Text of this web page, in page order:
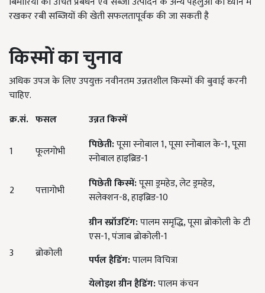
रखकर रबी सब्जियों की खेती सफलतापूर्वक की जा सकती है
किस्मोंकाचुनाव
अधिक उपज के लिए उपयुक्त नवीनतम उन्नतशील किस्मों की बुवाई करनी
चाहिए.
क्र.सं. फसल उन्नतकिस्में
1
फूलगोभी पिछेती:पूसा स्नोबाल 1, पूसा स्नोबाल के-1, पूसा
स्नोबाल हाइब्रिड-1
2
पत्तागोभी पिछेतीकिस्में:पूसा ड्रमहेड, लेट ड्रमहेड,
सलेक्शन-8, हाइब्रिड-10
3 ब्रोकोली
ग्रीनस्प्रॉउटिंग:पालम समृद्धि, पूसा ब्रोकोली के टी
एस-1, पंजाब ब्रोकोली-1
पर्पलहैडिंग:पालम विचित्रा
येलोइशग्रीनहैडिंग:पालम कंचन